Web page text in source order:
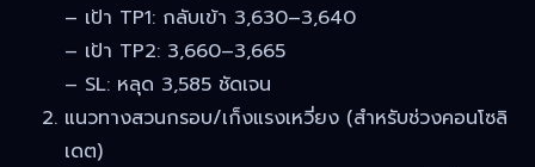
– เป้า TP1: กลับเข้า 3,630–3,640
– เป้า TP2: 3,660–3,665
– SL: หลุด 3,585 ชัดเจน
แนวทางสวนกรอบ/เก็งแรงเหวี่ยง (สำหรับช่วงคอนโซลิ
เดต)